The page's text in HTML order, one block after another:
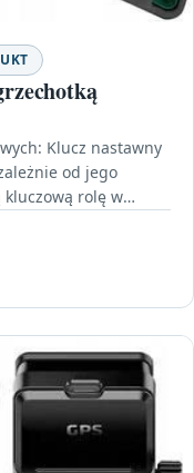
Klucz nastawny
od jego
rolę w